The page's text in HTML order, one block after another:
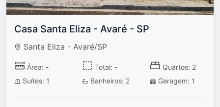
Casa Santa Eliza - Avaré - SP
Santa Eliza - Avaré/SP
Área: - Total: -
Quartos: 2
Suítes: 1
Banheiros: 2 Garagem: 1